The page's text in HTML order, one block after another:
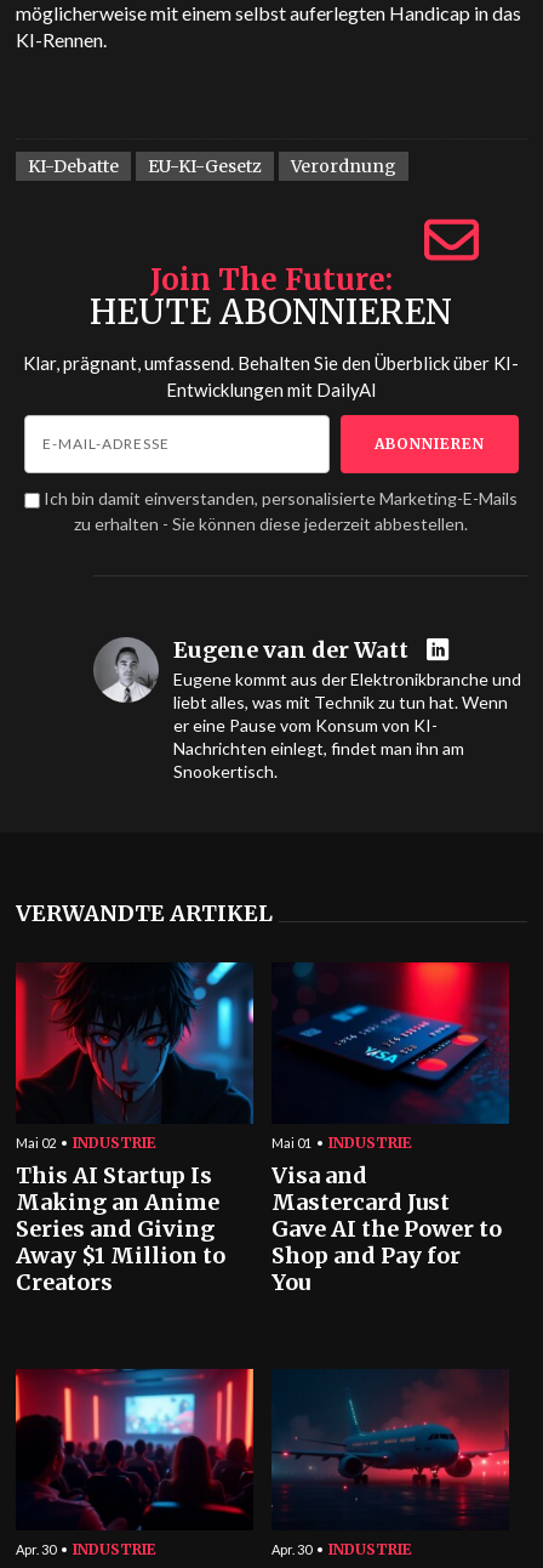
möglicherweise mit einem selbst auferlegten Handicap in das
KI-Rennen.
KI-Debatte EU-KI-Gesetz Verordnung
Join The Future
HEUTE ABONNIEREN
Klar, prägnant, umfassend. Behalten Sie den Überblick über KI-
Entwicklungen mit DailyAI
Ich bin damit einverstanden, personalisierte Marketing-E-Mails
zu erhalten - Sie können diese jederzeit abbestellen.
Eugene van der Watt
Eugene kommt aus der Elektronikbranche und
liebt alles, was mit Technik zu tun hat. Wenn
er eine Pause vom Konsum von KI-
Nachrichten einlegt, findet man ihn am
Snookertisch.
VERWANDTE ARTIKEL
Mai 02 INDUSTRIE
This AI Startup Is
Making an Anime
Series and Giving
Away $1 Million to
Creators
Mai 01 INDUSTRIE
Visa and
Mastercard Just
Gave AI the Power to
Shop and Pay for
You
Apr. 30 INDUSTRIE Apr. 30 INDUSTRIE